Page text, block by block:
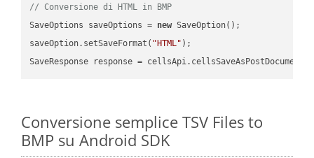
// Conversione di HTML in BMP
SaveOptions saveOptions = new SaveOption();
saveOption.setSaveFormat( "HTML" );
SaveResponse response =
Conversione semplice TSV Files to
BMP su Android SDK